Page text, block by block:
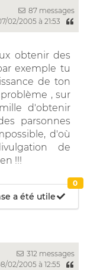
87 messages
02/2005 à 21:53
obtenir des
exemple tu
de ton
, sur
d'obtenir
parsonnes
d'où
de
!!!
a été utile
0
312 messages
02/2005 à 12:55